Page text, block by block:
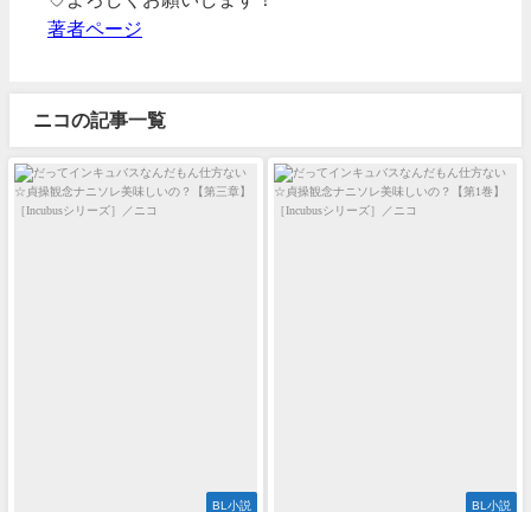
著者ページ
ニコの記事一覧
BL小説 BL小説